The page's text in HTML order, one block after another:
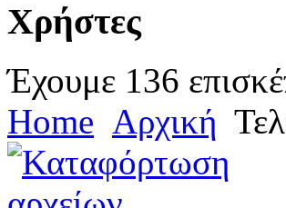
Χρήστες
Έχουμε 136
Home Αρχική